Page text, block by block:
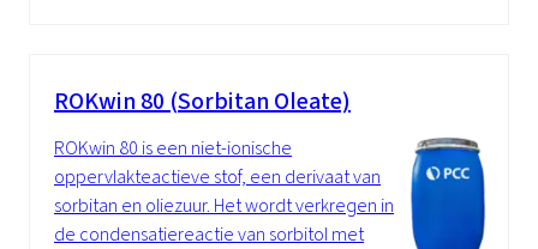
ROKwin 80 (Sorbitan Oleate)
ROKwin 80 is een niet-ionische
oppervlakteactieve stof, een derivaat van
sorbitan en oliezuur. Het wordt verkregen in
de condensatiereactie van sorbitol met